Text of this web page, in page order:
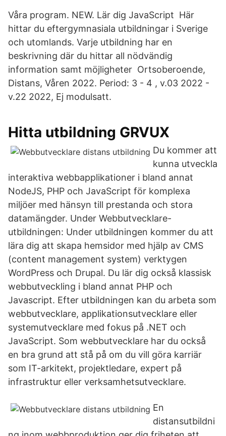
Våra program. NEW. Lär dig JavaScript Här
hittar du eftergymnasiala utbildningar i Sverige
och utomlands. Varje utbildning har en
beskrivning där du hittar all nödvändig
information samt möjligheter Ortsoberoende,
Distans, Våren 2022. Period: 3 - 4 , v.03 2022 -
v.22 2022, Ej modulsatt.
Hitta utbildning GRVUX
Du kommer att
kunna utveckla
interaktiva webbapplikationer i bland annat
NodeJS, PHP och JavaScript för komplexa
miljöer med hänsyn till prestanda och stora
datamängder. Under Webbutvecklare-
utbildningen: Under utbildningen kommer du att
lära dig att skapa hemsidor med hjälp av CMS
(content management system) verktygen
WordPress och Drupal. Du lär dig också klassisk
webbutveckling i bland annat PHP och
Javascript. Efter utbildningen kan du arbeta som
webbutvecklare, applikationsutvecklare eller
systemutvecklare med fokus på .NET och
JavaScript. Som webbutvecklare har du också
en bra grund att stå på om du vill göra karriär
som IT-arkitekt, projektledare, expert på
infrastruktur eller verksamhetsutvecklare.
En
distansutbildni